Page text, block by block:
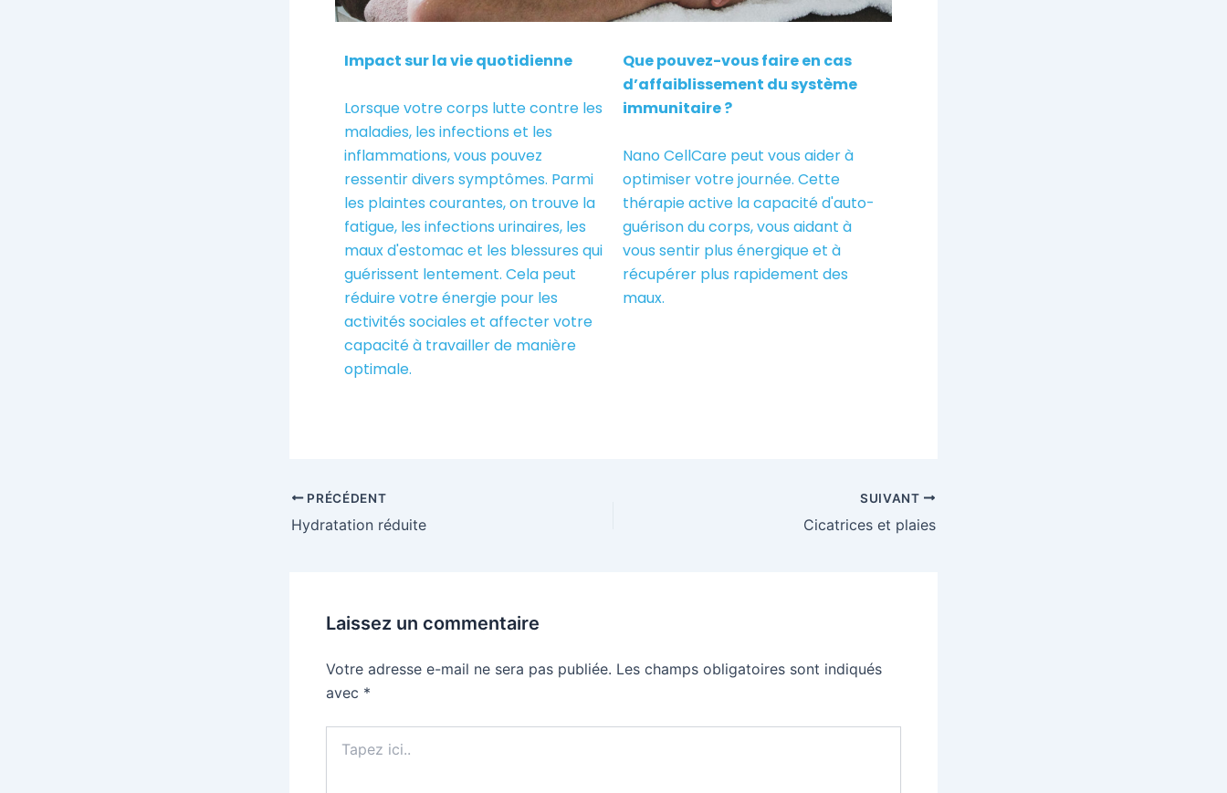
Impact sur la vie quotidienne
Lorsque votre corps lutte contre les
maladies, les infections et les
inflammations, vous pouvez
ressentir divers symptômes. Parmi
les plaintes courantes, on trouve la
fatigue, les infections urinaires, les
maux d'estomac et les blessures qui
guérissent lentement. Cela peut
réduire votre énergie pour les
activités sociales et affecter votre
capacité à travailler de manière
optimale.
Que pouvez-vous faire en cas
d’affaiblissement du système
immunitaire ?
Nano CellCare peut vous aider à
optimiser votre journée. Cette
thérapie active la capacité d'auto-
guérison du corps, vous aidant à
vous sentir plus énergique et à
récupérer plus rapidement des
maux.
PRÉCÉDENT
Hydratation réduite
SUIVANT
Cicatrices et plaies
Laissez un commentaire
Votre adresse e-mail ne sera pas publiée. Les champs obligatoires sont indiqués
avec *